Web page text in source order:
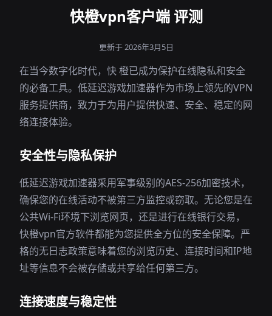
快橙vpn客户端 评测
更新于 2026年3月5日
在当今数字化时代，快 橙已成为保护在线隐私和安全
的必备工具。低延迟游戏加速器作为市场上领先的VPN
服务提供商，致力于为用户提供快速、安全、稳定的网
络连接体验。
安全性与隐私保护
低延迟游戏加速器采用军事级别的AES-256加密技术，
确保您的在线活动不被第三方监控或窃取。无论您是在
公共Wi-Fi环境下浏览网页，还是进行在线银行交易，
快橙vpn官方软件都能为您提供全方位的安全保障。严
格的无日志政策意味着您的浏览历史、连接时间和IP地
址等信息不会被存储或共享给任何第三方。
连接速度与稳定性